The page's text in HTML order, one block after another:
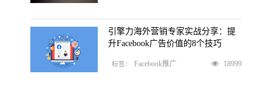
引擎力海外营销专家实战分享：提
升Facebook广告价值的8个技巧
标签： Facebook推广 18999